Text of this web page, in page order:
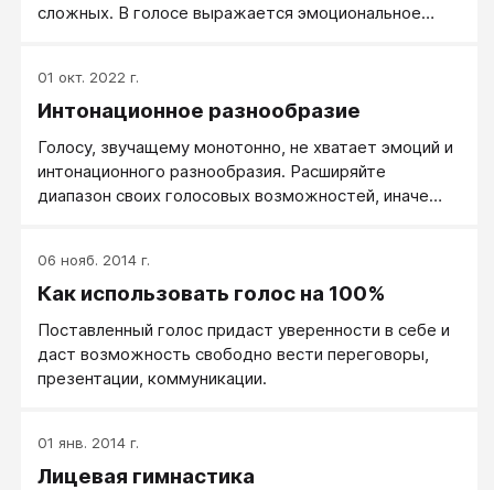
сложных. В голосе выражается эмоциональное
01 окт. 2022 г.
Интонационное разнообразие
Голосу, звучащему монотонно, не хватает эмоций и
интонационного разнообразия. Расширяйте
диапазон своих голосовых возможностей, иначе
06 нояб. 2014 г.
Как использовать голос на 100%
Поставленный голос придаст уверенности в себе и
даст возможность свободно вести переговоры,
презентации, коммуникации.
01 янв. 2014 г.
Лицевая гимнастика